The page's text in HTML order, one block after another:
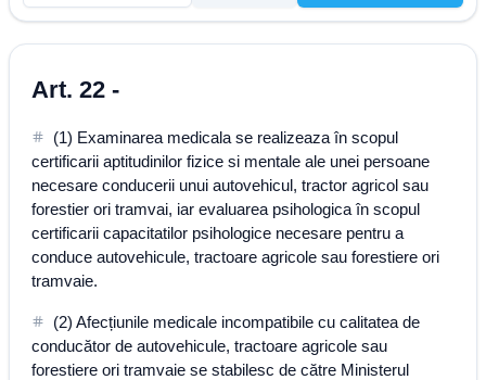
Art. 22 -
(1) Examinarea medicala se realizeaza în scopul
certificarii aptitudinilor fizice si mentale ale unei persoane
necesare conducerii unui autovehicul, tractor agricol sau
forestier ori tramvai, iar evaluarea psihologica în scopul
certificarii capacitatilor psihologice necesare pentru a
conduce autovehicule, tractoare agricole sau forestiere ori
tramvaie.
(2) Afecțiunile medicale incompatibile cu calitatea de
conducător de autovehicule, tractoare agricole sau
forestiere ori tramvaie se stabilesc de către Ministerul